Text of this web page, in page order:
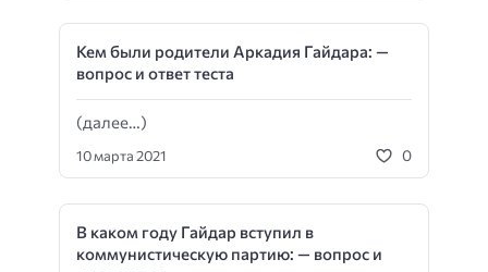
Кем были родители Аркадия Гайдара: —
вопрос и ответ теста
(далее…)
10 марта 2021 0
В каком году Гайдар вступил в
коммунистическую партию: — вопрос и